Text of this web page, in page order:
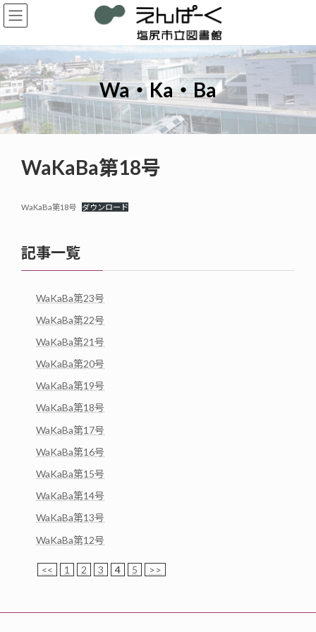
コ
ン
ン
ツ
へ
ス
キ
ッ
プ
ナ
ビ
ー
シ
ョ
ン
に
移
動
Wa・Ka・Ba
WaKaBa第18号
WaKaBa第18号 ダウンロード
記事一覧
WaKaBa第23号
WaKaBa第22号
WaKaBa第21号
WaKaBa第20号
WaKaBa第19号
WaKaBa第18号
WaKaBa第17号
WaKaBa第16号
WaKaBa第15号
WaKaBa第14号
WaKaBa第13号
WaKaBa第12号
<< 1 2 3 4 5 >>